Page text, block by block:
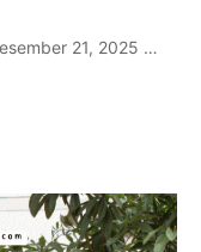
21, 2025